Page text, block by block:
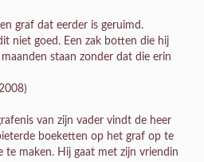
graf dat eerder is geruimd.
niet goed. Een zak botten die hij
staan zonder dat die erin
van zijn vader vindt de heer
boeketten op het graf op te
te maken. Hij gaat met zijn vriendin